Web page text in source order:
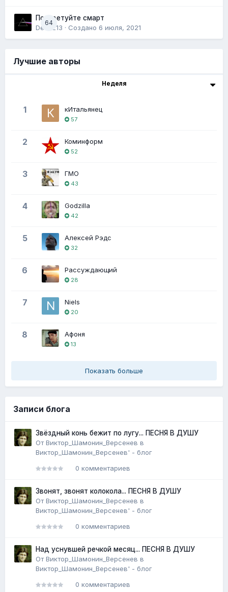
64
Посоветуйте смарт
Delta213 · Создано 6 июля, 2021
Лучшие авторы
Неделя
1 кИтальянец
57
2 Коминформ
52
3 ГМО
43
4 Godzilla
42
5 Алексей Рэдс
32
6 Рассуждающий
28
7 Niels
20
8 Афоня
13
Показать больше
Записи блога
Звёздный конь бежит по лугу... ПЕСНЯ В ДУШУ
ОтВиктор_Шамонин_Версенев в
Виктор_Шамонин_Версенев' - блог
0 комментариев
Звонят, звонят колокола... ПЕСНЯ В ДУШУ
ОтВиктор_Шамонин_Версенев в
Виктор_Шамонин_Версенев' - блог
0 комментариев
Над уснувшей речкой месяц... ПЕСНЯ В ДУШУ
ОтВиктор_Шамонин_Версенев в
Виктор_Шамонин_Версенев' - блог
0 комментариев